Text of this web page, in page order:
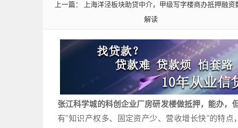
上一篇：
上海洋泾板块助贷中介，甲级写字楼商办抵押融资
解读
张江科学城的科创企业厂房研发楼做抵押，能办，
有"知识产权多、固定资产少、营收增长快"的特